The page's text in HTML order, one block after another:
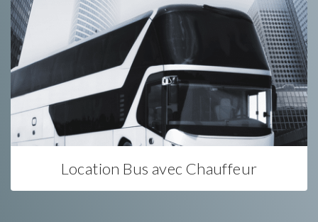
Location Bus avec Chauffeur